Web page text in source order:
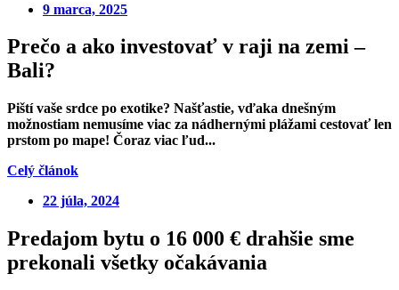
9 marca, 2025
Prečo a ako investovať v raji na zemi –
Bali?
Piští vaše srdce po exotike? Našťastie, vďaka dnešným
možnostiam nemusíme viac za nádhernými plážami cestovať len
prstom po mape! Čoraz viac ľud...
Celý článok
22 júla, 2024
Predajom bytu o 16 000 € drahšie sme
prekonali všetky očakávania